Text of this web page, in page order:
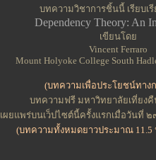
บทความวิชาการชิ้นนี้ เรียบเรี
Dependency Theory: An
เขียนโดย
Vincent Ferraro
Mount Holyoke College South
(บทความเพื่อประโยชน์ทาง
บทความฟรี มหาวิทยาลัยเที่ยงคื
เผยแพร่บนเว็ปไซต์นี้ครั้งแรกเมื่อวันที่
(บทความทั้งหมดยาวประมาณ 11.5